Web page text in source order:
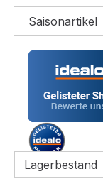
Saisonartikel